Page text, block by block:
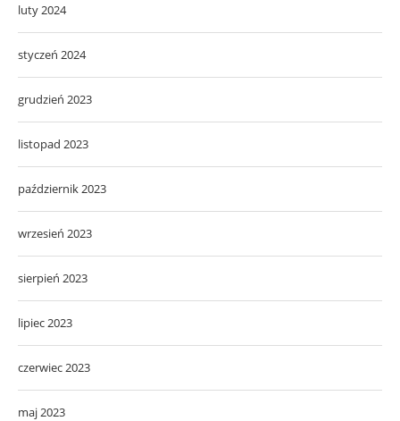
luty 2024
styczeń 2024
grudzień 2023
listopad 2023
październik 2023
wrzesień 2023
sierpień 2023
lipiec 2023
czerwiec 2023
maj 2023